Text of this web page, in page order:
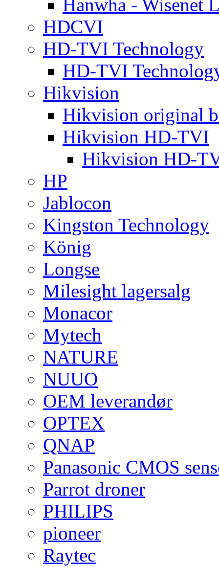
Hanwha - Wisenet
HDCVI
HD-TVI Technology
HD-TVI
Hikvision
Hikvision original
Hikvision HD-TVI
Hikvision HD-
HP
Jablocon
Kingston Technology
König
Longse
Milesight lagersalg
Monacor
Mytech
NATURE
NUUO
OEM leverandør
OPTEX
QNAP
Panasonic CMOS
Parrot droner
PHILIPS
pioneer
Raytec